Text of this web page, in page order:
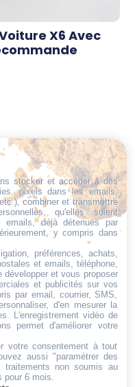
X6 Avec
ce qu'il vous faut,
au bon endroit
stocker et accéder à des
pixels dans les emails,
combiner et transmettre
qu'elles soient
déjà détenues par
y compris dans
préférences, achats,
et emails, téléphone,
et vous proposer
et publicités sur vos
par email, courrier, SMS,
d'en mesurer la
L'enregistrement vidéo de
permet d'améliorer votre
votre consentement à tout
aussi "paramétrer des
non soumis au
6 mois.